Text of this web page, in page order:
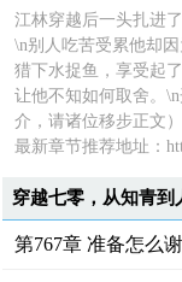
江林穿越后一头扎进
\n别人吃苦受累他却
猎下水捉鱼，享受起
让他不知如何取舍。
介，请诸位移步正文）
最新章节推荐地址：
第767章 准备怎么